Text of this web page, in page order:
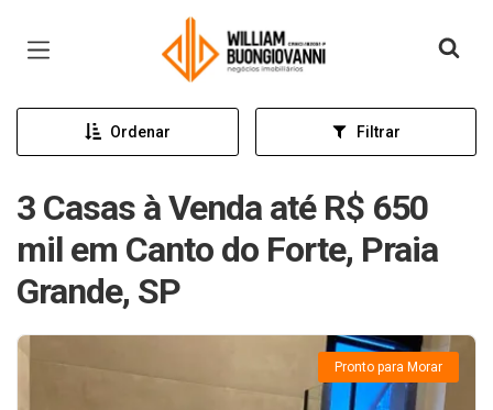
Página inicial
Ordenar Filtrar
3 Casas à Venda até R$ 650
mil em Canto do Forte, Praia
Grande, SP
Pronto para Morar